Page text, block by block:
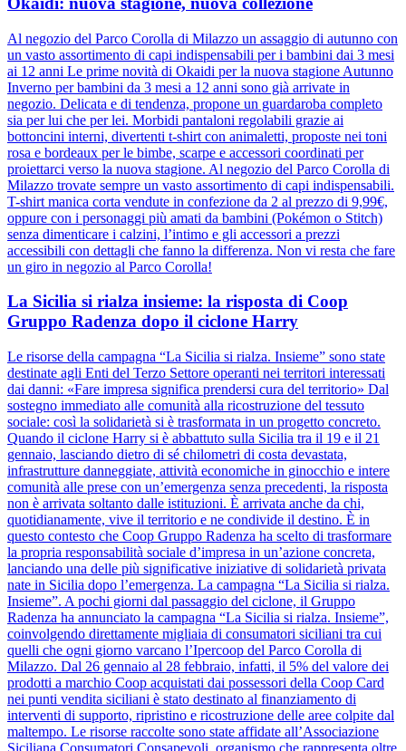
Al negozio del Parco Corolla di Milazzo un assaggio di autunno con
un vasto assortimento di capi indispensabili per i bambini dai 3 mesi
ai 12 anni Le prime novità di Okaidi per la nuova stagione Autunno
Inverno per bambini da 3 mesi a 12 anni sono già arrivate in
negozio. Delicata e di tendenza, propone un guardaroba completo
sia per lui che per lei. Morbidi pantaloni regolabili grazie ai
bottoncini interni, divertenti t-shirt con animaletti, proposte nei toni
rosa e bordeaux per le bimbe, scarpe e accessori coordinati per
proiettarci verso la nuova stagione. Al negozio del Parco Corolla di
Milazzo trovate sempre un vasto assortimento di capi indispensabili.
T-shirt manica corta vendute in confezione da 2 al prezzo di 9,99€,
oppure con i personaggi più amati da bambini (Pokémon o Stitch)
senza dimenticare i calzini, l’intimo e gli accessori a prezzi
accessibili con dettagli che fanno la differenza. Non vi resta che fare
un giro in negozio al Parco Corolla!
La Sicilia si rialza insieme: la risposta di Coop
Gruppo Radenza dopo il ciclone Harry
Le risorse della campagna “La Sicilia si rialza. Insieme” sono state
destinate agli Enti del Terzo Settore operanti nei territori interessati
dai danni: «Fare impresa significa prendersi cura del territorio» Dal
sostegno immediato alle comunità alla ricostruzione del tessuto
sociale: così la solidarietà si è trasformata in un progetto concreto.
Quando il ciclone Harry si è abbattuto sulla Sicilia tra il 19 e il 21
gennaio, lasciando dietro di sé chilometri di costa devastata,
infrastrutture danneggiate, attività economiche in ginocchio e intere
comunità alle prese con un’emergenza senza precedenti, la risposta
non è arrivata soltanto dalle istituzioni. È arrivata anche da chi,
quotidianamente, vive il territorio e ne condivide il destino. È in
questo contesto che Coop Gruppo Radenza ha scelto di trasformare
la propria responsabilità sociale d’impresa in un’azione concreta,
lanciando una delle più significative iniziative di solidarietà privata
nate in Sicilia dopo l’emergenza. La campagna “La Sicilia si rialza.
Insieme”. A pochi giorni dal passaggio del ciclone, il Gruppo
Radenza ha annunciato la campagna “La Sicilia si rialza. Insieme”,
coinvolgendo direttamente migliaia di consumatori siciliani tra cui
quelli che ogni giorno varcano l’Ipercoop del Parco Corolla di
Milazzo. Dal 26 gennaio al 28 febbraio, infatti, il 5% del valore dei
prodotti a marchio Coop acquistati dai possessori della Coop Card
nei punti vendita siciliani è stato destinato al finanziamento di
interventi di supporto, ripristino e ricostruzione delle aree colpite dal
maltempo. Le risorse raccolte sono state affidate all’Associazione